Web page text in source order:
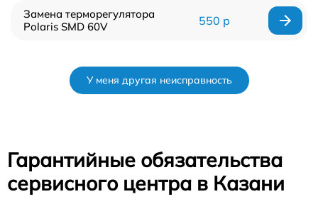
Замена терморегулятора
Polaris SMD 60V
550 р
У меня другая неисправность
Гарантийные обязательства
сервисного центра в Казани